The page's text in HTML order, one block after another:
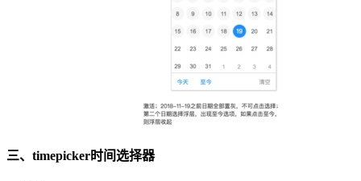
三、timepicker时间选择器